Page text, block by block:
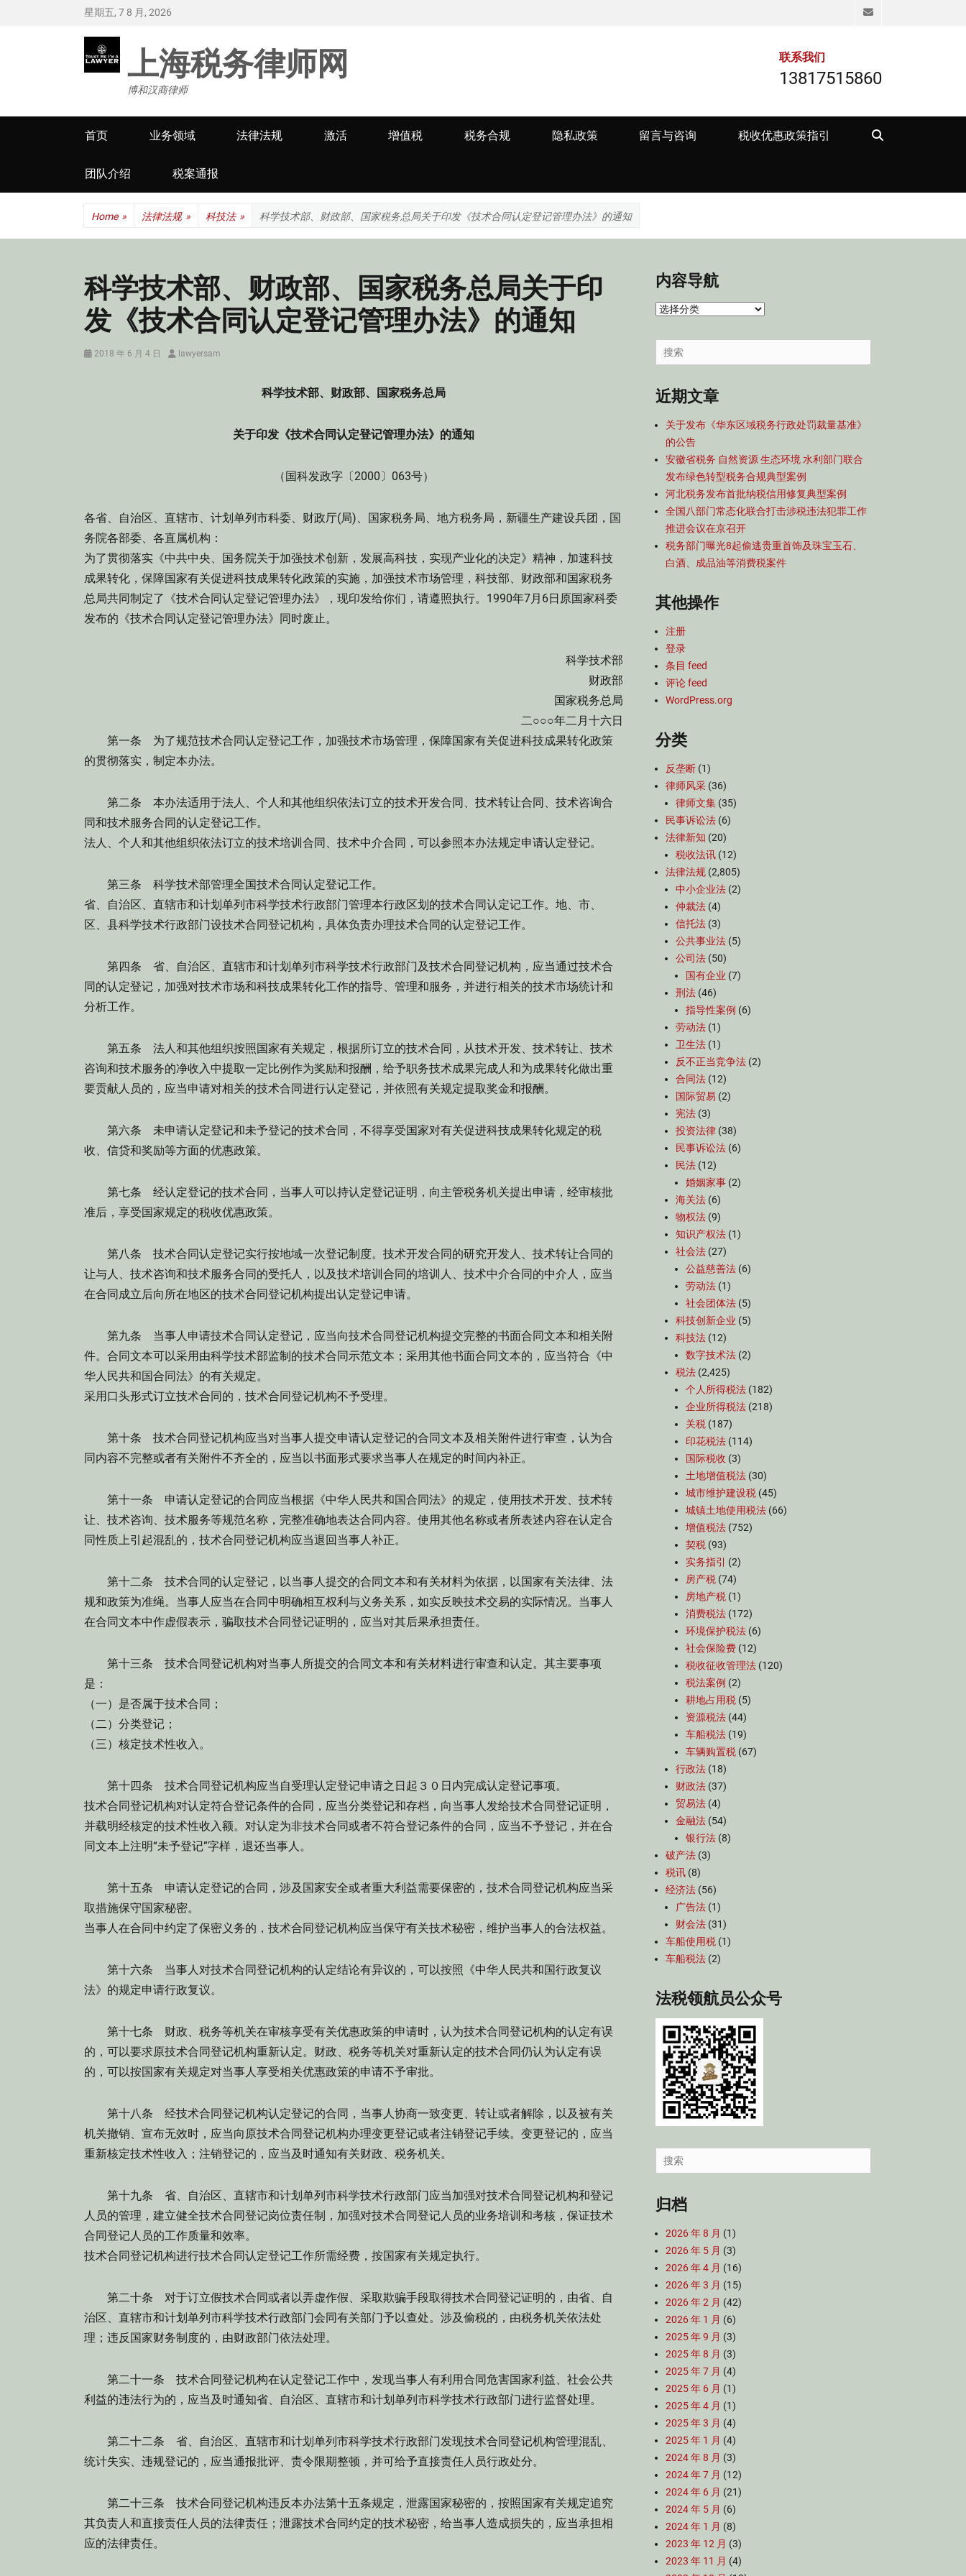
星期五, 7 8 月, 2026 Email
上海税务律师网
博和汉商律师
联系我们
13817515860
Primary
menu
首页 业务领域 法律法规 激活 增值税 税务合规 隐私政策 留言与咨询 税收优惠政策指引
团队介绍 税案通报
Home » 法律法规 » 科技法 » 科学技术部、财政部、国家税务总局关于印发《技术合同认定登记管理办法》的通知
科学技术部、财政部、国家税务总局关于印
发《技术合同认定登记管理办法》的通知
Posted
2018 年 6 月 4 日 Authorlawyersam
科学技术部、财政部、国家税务总局
关于印发《技术合同认定登记管理办法》的通知
（国科发政字〔2000〕063号）
各省、自治区、直辖市、计划单列市科委、财政厅(局)、国家税务局、地方税务局，新疆生产建设兵团，国
务院各部委、各直属机构：
为了贯彻落实《中共中央、国务院关于加强技术创新，发展高科技，实现产业化的决定》精神，加速科技
成果转化，保障国家有关促进科技成果转化政策的实施，加强技术市场管理，科技部、财政部和国家税务
总局共同制定了《技术合同认定登记管理办法》，现印发给你们，请遵照执行。1990年7月6日原国家科委
发布的《技术合同认定登记管理办法》同时废止。
科学技术部
财政部
国家税务总局
二○○○年二月十六日
第一条 为了规范技术合同认定登记工作，加强技术市场管理，保障国家有关促进科技成果转化政策
的贯彻落实，制定本办法。
第二条 本办法适用于法人、个人和其他组织依法订立的技术开发合同、技术转让合同、技术咨询合
同和技术服务合同的认定登记工作。
法人、个人和其他组织依法订立的技术培训合同、技术中介合同，可以参照本办法规定申请认定登记。
第三条 科学技术部管理全国技术合同认定登记工作。
省、自治区、直辖市和计划单列市科学技术行政部门管理本行政区划的技术合同认定记工作。地、市、
区、县科学技术行政部门设技术合同登记机构，具体负责办理技术合同的认定登记工作。
第四条 省、自治区、直辖市和计划单列市科学技术行政部门及技术合同登记机构，应当通过技术合
同的认定登记，加强对技术市场和科技成果转化工作的指导、管理和服务，并进行相关的技术市场统计和
分析工作。
第五条 法人和其他组织按照国家有关规定，根据所订立的技术合同，从技术开发、技术转让、技术
咨询和技术服务的净收入中提取一定比例作为奖励和报酬，给予职务技术成果完成人和为成果转化做出重
要贡献人员的，应当申请对相关的技术合同进行认定登记，并依照有关规定提取奖金和报酬。
第六条 未申请认定登记和未予登记的技术合同，不得享受国家对有关促进科技成果转化规定的税
收、信贷和奖励等方面的优惠政策。
第七条 经认定登记的技术合同，当事人可以持认定登记证明，向主管税务机关提出申请，经审核批
准后，享受国家规定的税收优惠政策。
第八条 技术合同认定登记实行按地域一次登记制度。技术开发合同的研究开发人、技术转让合同的
让与人、技术咨询和技术服务合同的受托人，以及技术培训合同的培训人、技术中介合同的中介人，应当
在合同成立后向所在地区的技术合同登记机构提出认定登记申请。
第九条 当事人申请技术合同认定登记，应当向技术合同登记机构提交完整的书面合同文本和相关附
件。合同文本可以采用由科学技术部监制的技术合同示范文本；采用其他书面合同文本的，应当符合《中
华人民共和国合同法》的有关规定。
采用口头形式订立技术合同的，技术合同登记机构不予受理。
第十条 技术合同登记机构应当对当事人提交申请认定登记的合同文本及相关附件进行审查，认为合
同内容不完整或者有关附件不齐全的，应当以书面形式要求当事人在规定的时间内补正。
第十一条 申请认定登记的合同应当根据《中华人民共和国合同法》的规定，使用技术开发、技术转
让、技术咨询、技术服务等规范名称，完整准确地表达合同内容。使用其他名称或者所表述内容在认定合
同性质上引起混乱的，技术合同登记机构应当退回当事人补正。
第十二条 技术合同的认定登记，以当事人提交的合同文本和有关材料为依据，以国家有关法律、法
规和政策为准绳。当事人应当在合同中明确相互权利与义务关系，如实反映技术交易的实际情况。当事人
在合同文本中作虚假表示，骗取技术合同登记证明的，应当对其后果承担责任。
第十三条 技术合同登记机构对当事人所提交的合同文本和有关材料进行审查和认定。其主要事项
是：
（一）是否属于技术合同；
（二）分类登记；
（三）核定技术性收入。
第十四条 技术合同登记机构应当自受理认定登记申请之日起３０日内完成认定登记事项。
技术合同登记机构对认定符合登记条件的合同，应当分类登记和存档，向当事人发给技术合同登记证明，
并载明经核定的技术性收入额。对认定为非技术合同或者不符合登记条件的合同，应当不予登记，并在合
同文本上注明“未予登记”字样，退还当事人。
第十五条 申请认定登记的合同，涉及国家安全或者重大利益需要保密的，技术合同登记机构应当采
取措施保守国家秘密。
当事人在合同中约定了保密义务的，技术合同登记机构应当保守有关技术秘密，维护当事人的合法权益。
第十六条 当事人对技术合同登记机构的认定结论有异议的，可以按照《中华人民共和国行政复议
法》的规定申请行政复议。
第十七条 财政、税务等机关在审核享受有关优惠政策的申请时，认为技术合同登记机构的认定有误
的，可以要求原技术合同登记机构重新认定。财政、税务等机关对重新认定的技术合同仍认为认定有误
的，可以按国家有关规定对当事人享受相关优惠政策的申请不予审批。
第十八条 经技术合同登记机构认定登记的合同，当事人协商一致变更、转让或者解除，以及被有关
机关撤销、宣布无效时，应当向原技术合同登记机构办理变更登记或者注销登记手续。变更登记的，应当
重新核定技术性收入；注销登记的，应当及时通知有关财政、税务机关。
第十九条 省、自治区、直辖市和计划单列市科学技术行政部门应当加强对技术合同登记机构和登记
人员的管理，建立健全技术合同登记岗位责任制，加强对技术合同登记人员的业务培训和考核，保证技术
合同登记人员的工作质量和效率。
技术合同登记机构进行技术合同认定登记工作所需经费，按国家有关规定执行。
第二十条 对于订立假技术合同或者以弄虚作假、采取欺骗手段取得技术合同登记证明的，由省、自
治区、直辖市和计划单列市科学技术行政部门会同有关部门予以查处。涉及偷税的，由税务机关依法处
理；违反国家财务制度的，由财政部门依法处理。
第二十一条 技术合同登记机构在认定登记工作中，发现当事人有利用合同危害国家利益、社会公共
利益的违法行为的，应当及时通知省、自治区、直辖市和计划单列市科学技术行政部门进行监督处理。
第二十二条 省、自治区、直辖市和计划单列市科学技术行政部门发现技术合同登记机构管理混乱、
统计失实、违规登记的，应当通报批评、责令限期整顿，并可给予直接责任人员行政处分。
第二十三条 技术合同登记机构违反本办法第十五条规定，泄露国家秘密的，按照国家有关规定追究
其负责人和直接责任人员的法律责任；泄露技术合同约定的技术秘密，给当事人造成损失的，应当承担相
应的法律责任。
内容导航
内
导
航
Search
for:
近期文章
关于发布《华东区域税务行政处罚裁量基准》
的公告
安徽省税务 自然资源 生态环境 水利部门联合
发布绿色转型税务合规典型案例
河北税务发布首批纳税信用修复典型案例
全国八部门常态化联合打击涉税违法犯罪工作
推进会议在京召开
税务部门曝光8起偷逃贵重首饰及珠宝玉石、
白酒、成品油等消费税案件
其他操作
注册
登录
条目 feed
评论 feed
WordPress.org
分类
反垄断 (1)
律师风采 (36)
律师文集 (35)
民事诉讼法 (6)
法律新知 (20)
税收法讯 (12)
法律法规 (2,805)
中小企业法 (2)
仲裁法 (4)
信托法 (3)
公共事业法 (5)
公司法 (50)
国有企业 (7)
刑法 (46)
指导性案例 (6)
劳动法 (1)
卫生法 (1)
反不正当竞争法 (2)
合同法 (12)
国际贸易 (2)
宪法 (3)
投资法律 (38)
民事诉讼法 (6)
民法 (12)
婚姻家事 (2)
海关法 (6)
物权法 (9)
知识产权法 (1)
社会法 (27)
公益慈善法 (6)
劳动法 (1)
社会团体法 (5)
科技创新企业 (5)
科技法 (12)
数字技术法 (2)
税法 (2,425)
个人所得税法 (182)
企业所得税法 (218)
关税 (187)
印花税法 (114)
国际税收 (3)
土地增值税法 (30)
城市维护建设税 (45)
城镇土地使用税法 (66)
增值税法 (752)
契税 (93)
实务指引
(2)
房产税 (74)
房地产税 (1)
消费税法 (172)
环境保护税法 (6)
社会保险费 (12)
税收征收管理法 (120)
税法案例 (2)
耕地占用税 (5)
资源税法 (44)
车船税法 (19)
车辆购置税 (67)
行政法 (18)
财政法 (37)
贸易法 (4)
金融法 (54)
银行法 (8)
破产法 (3)
税讯 (8)
经济法 (56)
广告法 (1)
财会法 (31)
车船使用税 (1)
车船税法 (2)
法税领航员公众号
Search
for:
归档
2026 年 8 月 (1)
2026 年 5 月 (3)
2026 年 4 月 (16)
2026 年 3 月 (15)
2026 年 2 月 (42)
2026 年 1 月 (6)
2025 年 9 月 (3)
2025 年 8 月 (3)
2025 年 7 月 (4)
2025 年 6 月 (1)
2025 年 4 月 (1)
2025 年 3 月 (4)
2025 年 1 月 (4)
2024 年 8 月 (3)
2024 年 7 月 (12)
2024 年 6 月 (21)
2024 年 5 月 (6)
2024 年 1 月 (8)
2023 年 12 月 (3)
2023 年 11 月 (4)